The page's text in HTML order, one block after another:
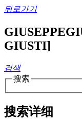
뒤로가기
GIUSTI]
검색
搜索
搜索详细